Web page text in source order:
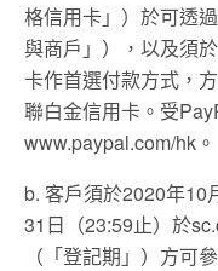
格信用卡」）於可透過
與商戶」），以及須於
卡作首選付款方式，
聯白金信用卡。受
www.paypal.com/hk 。
b. 客戶須於2020年10
31 日（23:59止）於
（「登記期」）方可